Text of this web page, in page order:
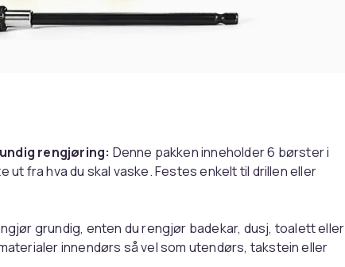
rengjøring: Denne pakken inneholder 6 børster i
fra hva du skal vaske. Festes enkelt til drillen eller
grundig, enten du rengjør badekar, dusj, toalett eller
innendørs så vel som utendørs, takstein eller